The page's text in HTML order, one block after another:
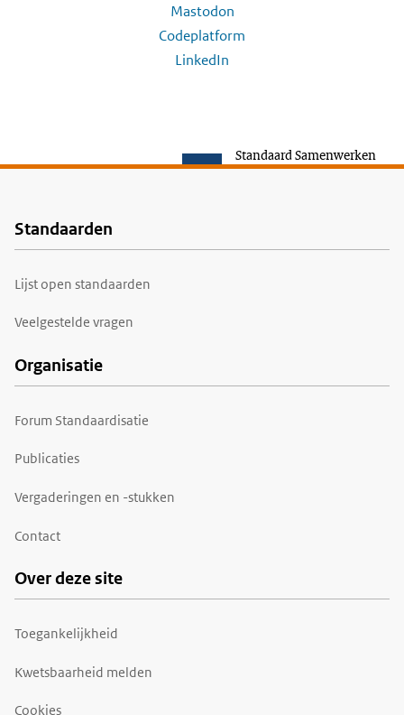
Mastodon
Codeplatform
LinkedIn
Standaard Samenwerken
Voet
Standaarden
Lijst open standaarden
Veelgestelde vragen
Organisatie
Forum Standaardisatie
Publicaties
Vergaderingen en -stukken
Contact
Over deze site
Toegankelijkheid
Kwetsbaarheid melden
Cookies